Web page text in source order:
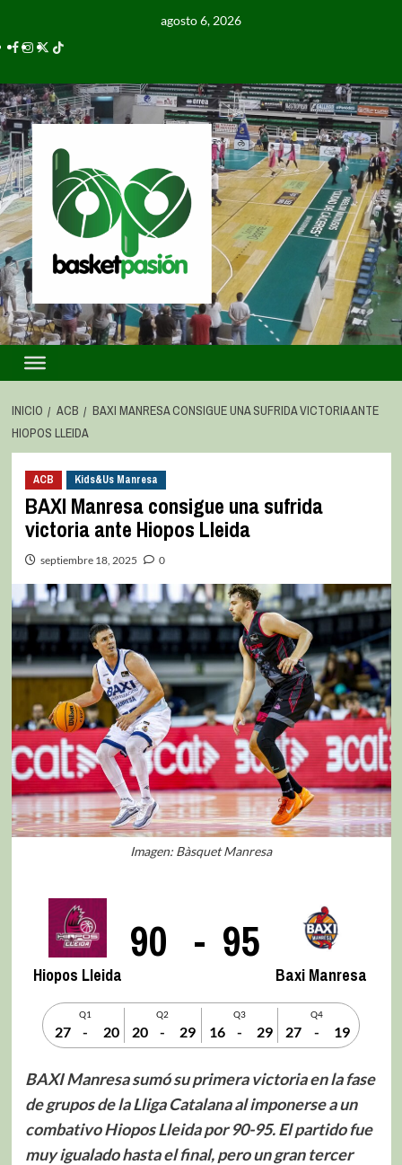
agosto 6, 2026
INICIO ACB
BAXI MANRESA CONSIGUE UNA SUFRIDA VICTORIA ANTE
HIOPOS LLEIDA
ACB Kids&Us Manresa
BAXI Manresa consigue una sufrida
victoria ante Hiopos Lleida
septiembre 18, 2025 0
Imagen: Bàsquet Manresa
Hiopos Lleida
90 - 95
Baxi Manresa
Q1
27 - 20
Q2
20 - 29
Q3
16 - 29
Q4
27 - 19
BAXI Manresa sumó su primera victoria en la fase
de grupos de la Lliga Catalana al imponerse a un
combativo Hiopos Lleida por 90-95. El partido fue
muy igualado hasta el final, pero un gran tercer